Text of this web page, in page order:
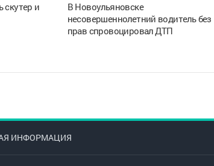
скутер и
В Новоульяновске
несовершеннолетний водитель без
прав спровоцировал ДТП
ИНФОРМАЦИЯ